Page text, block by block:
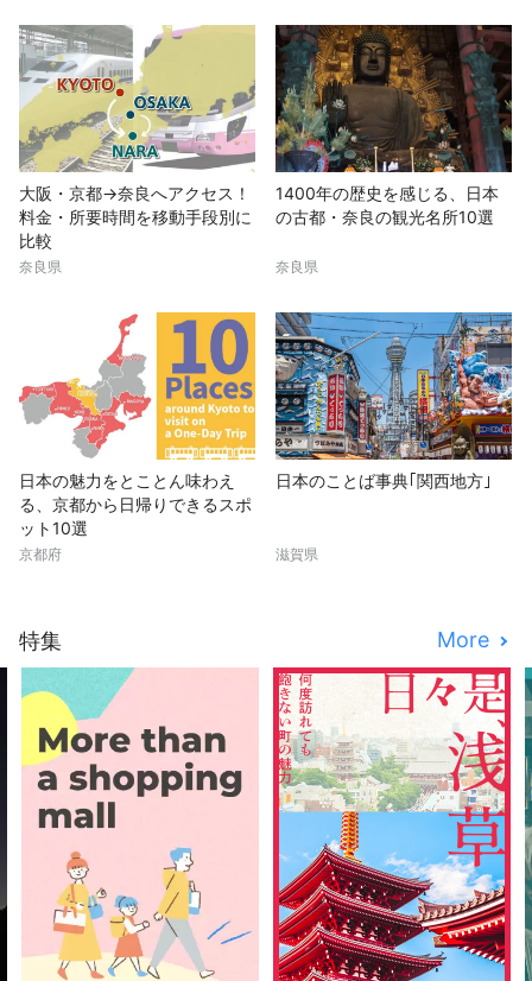
大阪・京都→奈良へアクセス！
料金・所要時間を移動手段別に
比較
奈良県
1400年の歴史を感じる、日本
の古都・奈良の観光名所10選
奈良県
日本の魅力をとことん味わえ
る、京都から日帰りできるスポ
ット10選
京都府
日本のことば事典｢関西地方｣
滋賀県
特集 More